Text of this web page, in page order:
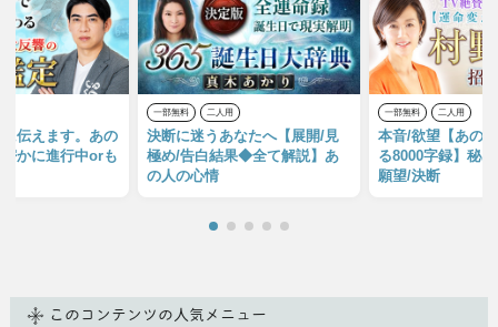
伝えます。あの
かに進行中orも
一部無料 二人用
決断に迷うあなたへ【展開/見
極め/告白結果◆全て解説】あ
の人の心情
一部無料 二人用
本音/欲望【あの
る8000字録】秘
願望/決断
このコンテンツの人気メニュー